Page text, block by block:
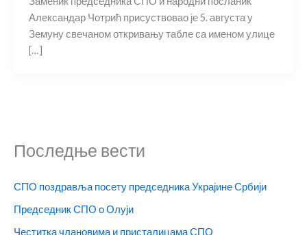
Александар Чотрић присуствовао је 5. августа у
Земуну свечаном откривању табле са именом улице
[…]
Последње вести
СПО поздравља посету председника Украјине Србији
Председник СПО о Олуји
Честитка члановима и присталицама СПО